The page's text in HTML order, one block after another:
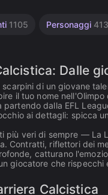
1105 Personaggi 413
Dalle
di un giovane
il tuo nome
dalla EFL
ai dettagli: spicca
più veri di sempre — La
Contratti, riflettori dei
catturano
giocatore che rispecchi
Calcistica